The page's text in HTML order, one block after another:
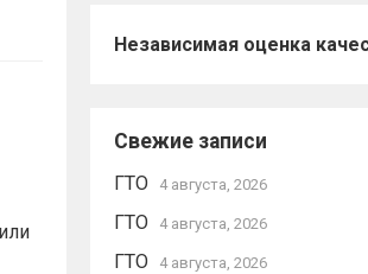
Независимая оценка
Свежие записи
ГТО 4 августа, 2026
ГТО 4 августа, 2026
ГТО 4 августа, 2026